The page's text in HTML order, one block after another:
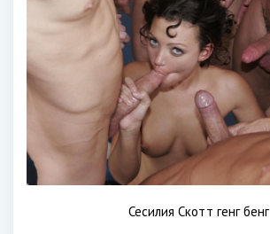
Сесилия Скотт генг бенг